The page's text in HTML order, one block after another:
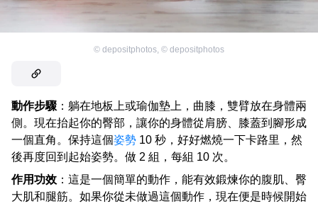
© depositphotos © depositphotos
動作步驟 ：躺在地板上或瑜伽墊上，曲膝，雙臂放在身體兩
側。現在抬起你的臀部，讓你的身體從肩膀、膝蓋到腳形成
一個直角。保持這個姿勢 10 秒，好好燃燒一下卡路里，然
後再度回到起始姿勢。做 2 組，每組 10 次。
作用功效 ：這是一個簡單的動作，能有效鍛煉你的腹肌、臀
大肌和腿筋。如果你從未做過這個動作，現在便是時候開始